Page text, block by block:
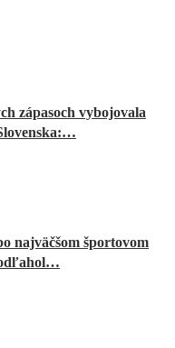
zápasoch vybojovala
najväčšom športovom